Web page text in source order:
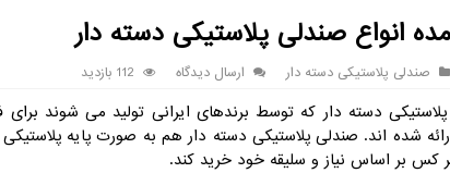
انواع صندلی پلاستیکی دسته دار
صندلی پلاستیکی دسته دار ارسال دیدگاه 112 بازدید
پلاستیکی دسته دار که توسط برندهای ایرانی تولید می شوند
شده اند. صندلی پلاستیکی دسته دار هم به صورت پایه
کس بر اساس نیاز و سلیقه خود خرید کند.